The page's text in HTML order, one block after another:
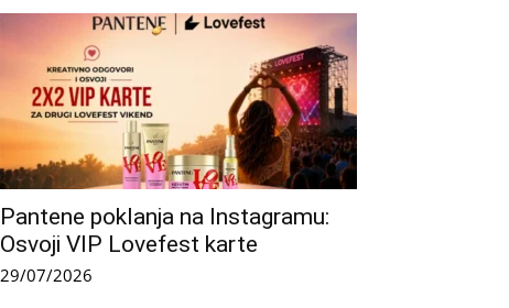
Pantene poklanja na Instagramu:
Osvoji VIP Lovefest karte
29/07/2026